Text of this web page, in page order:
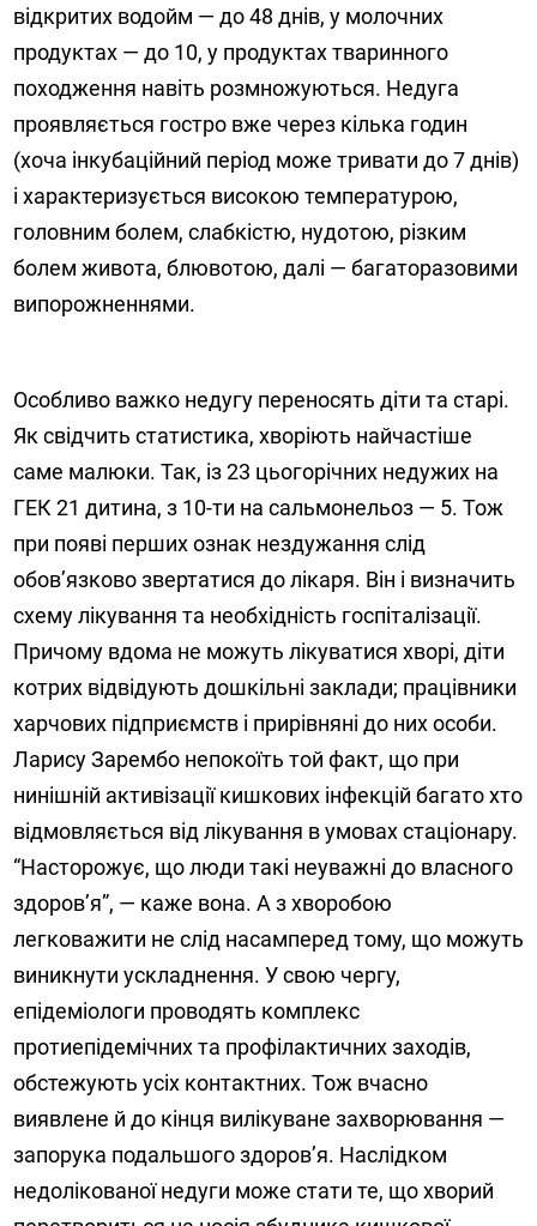
відкритих водойм — до 48 днів, у молочних
продуктах — до 10, у продуктах тваринного
походження навіть розмножуються. Недуга
проявляється гостро вже через кілька годин
(хоча інкубаційний період може тривати до 7 днів)
і характеризується високою температурою,
головним болем, слабкістю, нудотою, різким
болем живота, блювотою, далі — багаторазовими
випорожненнями.
Особливо важко недугу переносять діти та старі.
Як свідчить статистика, хворіють найчастіше
саме малюки. Так, із 23 цьогорічних недужих на
ГЕК 21 дитина, з 10-ти на сальмонельоз — 5. Тож
при появі перших ознак нездужання слід
обов’язково звертатися до лікаря. Він і визначить
схему лікування та необхідність госпіталізації.
Причому вдома не можуть лікуватися хворі, діти
котрих відвідують дошкільні заклади; працівники
харчових підприємств і прирівняні до них особи.
Ларису Зарембо непокоїть той факт, що при
нинішній активізації кишкових інфекцій багато хто
відмовляється від лікування в умовах стаціонару.
“Насторожує, що люди такі неуважні до власного
здоров’я”, — каже вона. А з хворобою
легковажити не слід насамперед тому, що можуть
виникнути ускладнення. У свою чергу,
епідеміологи проводять комплекс
протиепідемічних та профілактичних заходів,
обстежують усіх контактних. Тож вчасно
виявлене й до кінця вилікуване захворювання —
запорука подальшого здоров’я. Наслідком
недолікованої недуги може стати те, що хворий